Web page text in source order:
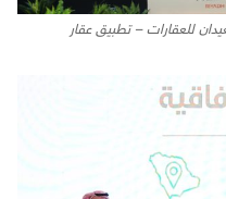
للعقارات – تطبيق عقار